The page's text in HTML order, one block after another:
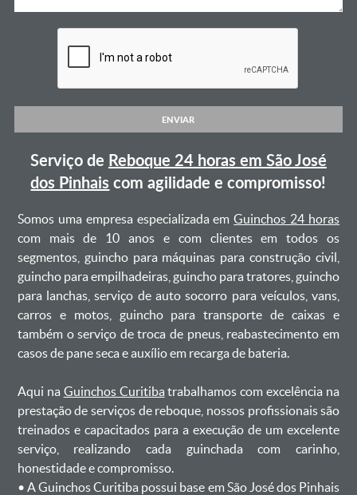
ENVIAR
Serviço de Reboque 24 horas em São José
dos Pinhais com agilidade e compromisso!
Somos uma empresa especializada emGuinchos 24 horas
com mais de 10 anos e com clientes em todos os
segmentos, guincho para máquinas para construção civil,
guincho para empilhadeiras, guincho para tratores, guincho
para lanchas, serviço de auto socorro para veículos, vans,
carros e motos, guincho para transporte de caixas e
também o serviço de troca de pneus, reabastecimento em
casos de pane seca e auxílio em recarga de bateria. ㅤㅤ
Aqui na Guinchos Curitiba trabalhamos com excelência na
prestação de serviços de reboque, nossos profissionais são
treinados e capacitados para a execução de um excelente
serviço, realizando cada guinchada com carinho,
honestidade e compromisso.
ㅤㅤ• A Guinchos Curitiba possui base em São José dos Pinhais